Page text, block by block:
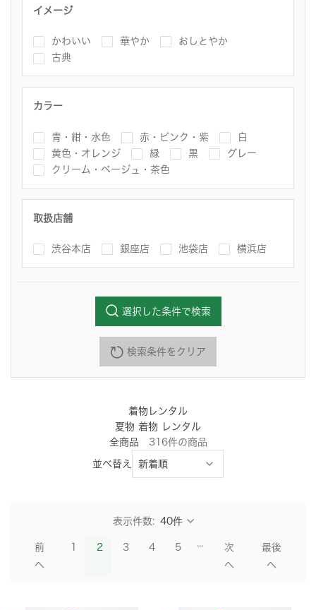
イメージ
かわいい 華やか
おしとやか
古典
カラー
青・紺・水色 赤・ピンク・紫
白
黄色・オレンジ
緑 黒
グレー
クリーム・ベージュ・茶色
取扱店舗
渋谷本店 銀座店 池袋店 横浜店
検索条件をクリア
選択した条件で検索
着物レンタル
夏物 着物 レンタル
全商品
316件の商品
並べ替え
表示件数:
前
へ
2 3 4 5 ...
次
へ
最後
へ